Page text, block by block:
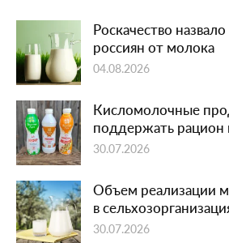
Роскачество
россиян от молока
04.08.2026
Кисломолочные
поддержать рацион
30.07.2026
Объем реализации
в
30.07.2026